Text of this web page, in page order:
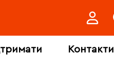
Контакти